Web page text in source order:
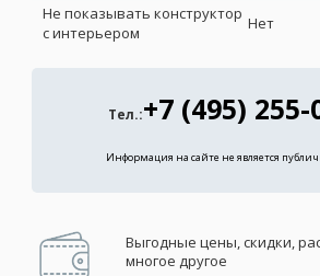
Не показывать конструктор
с интерьером
Нет
Тел.:+7 (495) 255-
Информация на сайте не является
Выгодные цены, скидки,
многое другое